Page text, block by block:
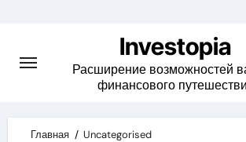
content
Investopia
Расширение возможностей
финансового
Главная
Uncategorised